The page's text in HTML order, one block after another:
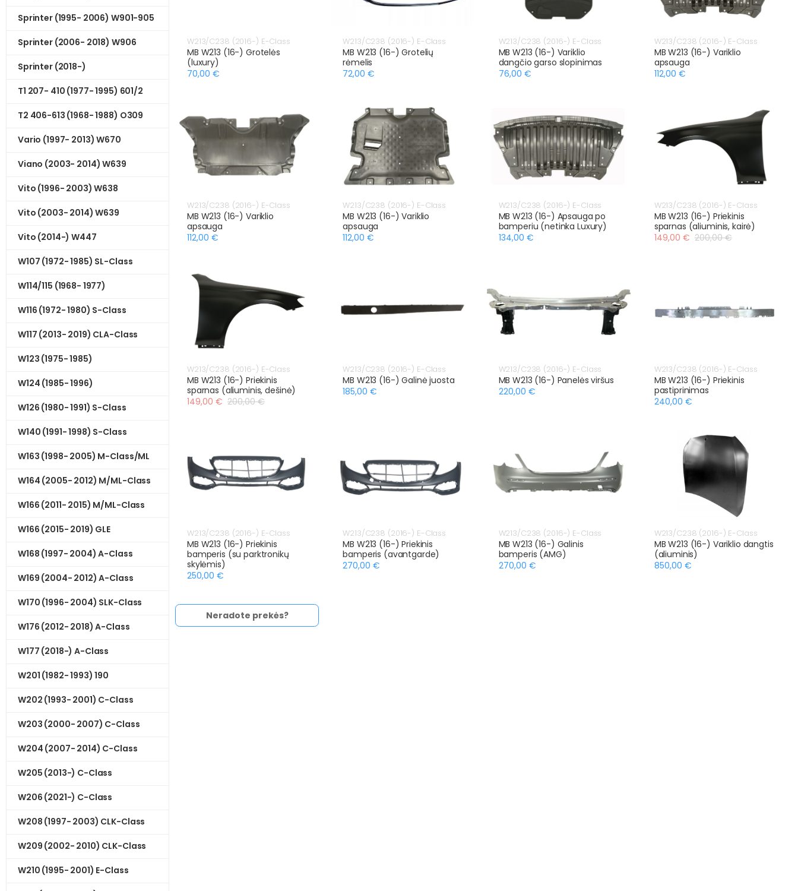
Sprinter (1995- 2006) W901-905
Sprinter (2006- 2018) W906
Sprinter (2018-)
T1 207- 410 (1977- 1995) 601/2
T2 406-613 (1968- 1988) O309
Vario (1997- 2013) W670
Viano (2003- 2014) W639
Vito (1996- 2003) W638
Vito (2003- 2014) W639
Vito (2014-) W447
W107 (1972- 1985) SL-Class
W114/115 (1968- 1977)
W116 (1972- 1980) S-Class
W117 (2013- 2019) CLA-Class
W123 (1975- 1985)
W124 (1985- 1996)
W126 (1980- 1991) S-Class
W140 (1991- 1998) S-Class
W163 (1998- 2005) M-Class/ML
W164 (2005- 2012) M/ML-Class
W166 (2011- 2015) M/ML-Class
W166 (2015- 2019) GLE
W168 (1997- 2004) A-Class
W169 (2004- 2012) A-Class
W170 (1996- 2004) SLK-Class
W176 (2012- 2018) A-Class
W177 (2018-) A-Class
W201 (1982- 1993) 190
W202 (1993- 2001) C-Class
W203 (2000- 2007) C-Class
W204 (2007- 2014) C-Class
W205 (2013-) C-Class
W206 (2021-) C-Class
W208 (1997- 2003) CLK-Class
W209 (2002- 2010) CLK-Class
W210 (1995- 2001) E-Class
W213/C238 (2016-) E-Class
MB W213 (16-) Grotelės
(luxury)
70,00 €
W213/C238 (2016-) E-Class
MB W213 (16-) Grotelių
rėmelis
72,00 €
W213/C238 (2016-) E-Class
MB W213 (16-) Variklio
dangčio garso slopinimas
76,00 €
W213/C238 (2016-) E-Class
MB W213 (16-) Variklio
apsauga
112,00 €
W213/C238 (2016-) E-Class
MB W213 (16-) Variklio
apsauga
112,00 €
W213/C238 (2016-) E-Class
MB W213 (16-) Variklio
apsauga
112,00 €
W213/C238 (2016-) E-Class
MB W213 (16-) Apsauga po
bamperiu (netinka Luxury)
134,00 €
W213/C238 (2016-) E-Class
MB W213 (16-) Priekinis
sparnas (aliuminis, kairė)
149,00 € 200,00 €
W213/C238 (2016-) E-Class
MB W213 (16-) Priekinis
sparnas (aliuminis, dešinė)
149,00 € 200,00 €
W213/C238 (2016-) E-Class
MB W213 (16-) Galinė juosta
185,00 €
W213/C238 (2016-) E-Class
MB W213 (16-) Panelės viršus
220,00 €
W213/C238 (2016-) E-Class
MB W213 (16-) Priekinis
pastiprinimas
240,00 €
W213/C238 (2016-) E-Class
MB W213 (16-) Priekinis
bamperis (su parktronikų
skylėmis)
250,00 €
W213/C238 (2016-) E-Class
MB W213 (16-) Priekinis
bamperis (avantgarde)
270,00 €
W213/C238 (2016-) E-Class
MB W213 (16-) Galinis
bamperis (AMG)
270,00 €
W213/C238 (2016-) E-Class
MB W213 (16-) Variklio dangtis
(aliuminis)
850,00 €
Neradote prekės?